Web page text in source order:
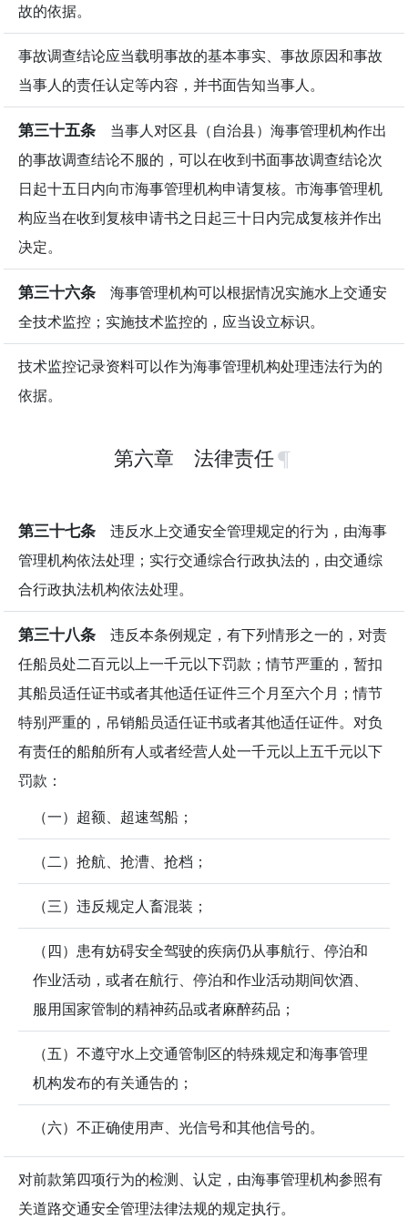
故的依据。
事故调查结论应当载明事故的基本事实、事故原因和事故
当事人的责任认定等内容，并书面告知当事人。
第三十五条 当事人对区县（自治县）海事管理机构作出
的事故调查结论不服的，可以在收到书面事故调查结论次
日起十五日内向市海事管理机构申请复核。市海事管理机
构应当在收到复核申请书之日起三十日内完成复核并作出
决定。
第三十六条 海事管理机构可以根据情况实施水上交通安
全技术监控；实施技术监控的，应当设立标识。
技术监控记录资料可以作为海事管理机构处理违法行为的
依据。
第六章 法律责任
第三十七条 违反水上交通安全管理规定的行为，由海事
管理机构依法处理；实行交通综合行政执法的，由交通综
合行政执法机构依法处理。
第三十八条 违反本条例规定，有下列情形之一的，对责
任船员处二百元以上一千元以下罚款；情节严重的，暂扣
其船员适任证书或者其他适任证件三个月至六个月；情节
特别严重的，吊销船员适任证书或者其他适任证件。对负
有责任的船舶所有人或者经营人处一千元以上五千元以下
罚款：
（一）超额、超速驾船；
（二）抢航、抢漕、抢档；
（三）违反规定人畜混装；
（四）患有妨碍安全驾驶的疾病仍从事航行、停泊和
作业活动，或者在航行、停泊和作业活动期间饮酒、
服用国家管制的精神药品或者麻醉药品；
（五）不遵守水上交通管制区的特殊规定和海事管理
机构发布的有关通告的；
（六）不正确使用声、光信号和其他信号的。
对前款第四项行为的检测、认定，由海事管理机构参照有
关道路交通安全管理法律法规的规定执行。